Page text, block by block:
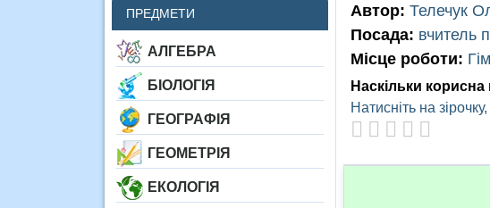
ПРЕДМЕТИ
АЛГЕБРА
БІОЛОГІЯ
ГЕОГРАФІЯ
ГЕОМЕТРІЯ
ЕКОЛОГІЯ
Автор: Телечук
Посада: вчитель
Місце роботи:
Наскільки корисна
Натисніть на